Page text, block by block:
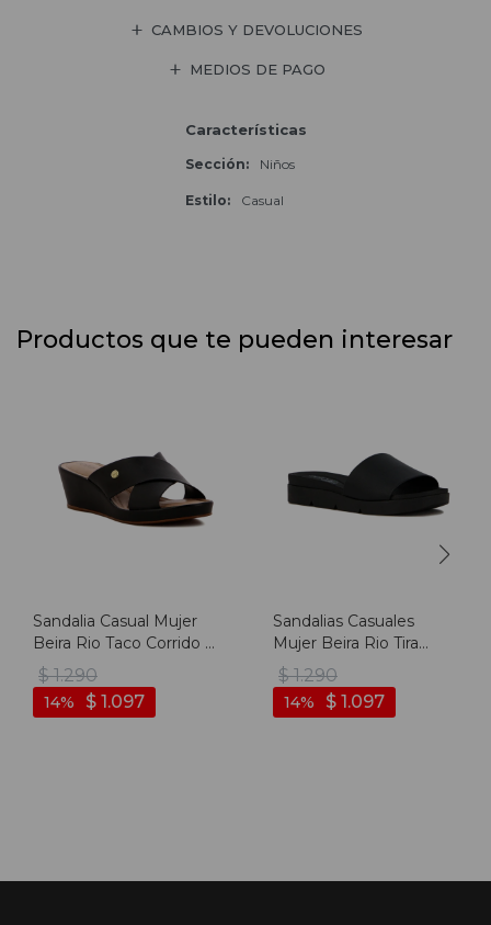
CAMBIOS Y DEVOLUCIONES
MEDIOS DE PAGO
Características
Sección Niños
Estilo Casual
Productos que te pueden interesar
Sandalia Casual Mujer
Beira Rio Taco Corrido -
Negro
$ 1.290
$ 1.097
14
Sandalias Casuales
Mujer Beira Rio Tira
Ancha - Negro
$ 1.290
$ 1.097
14